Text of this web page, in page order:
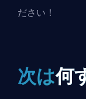
ださい！
次は何